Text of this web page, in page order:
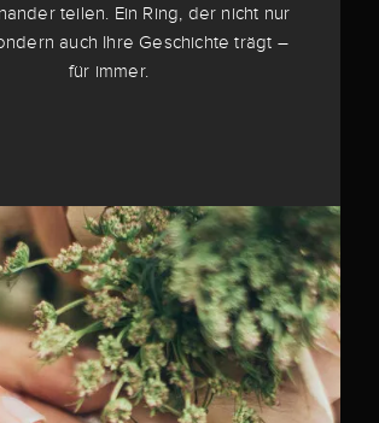
teilen. Ein Ring, der nicht nur
auch Ihre Geschichte trägt –
für immer.